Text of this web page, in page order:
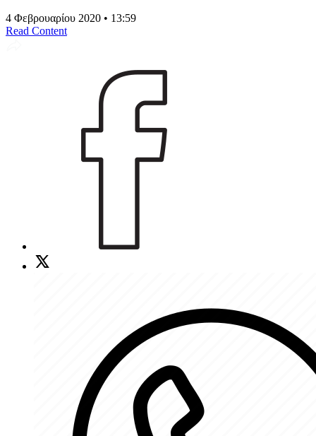
4 Φεβρουαρίου 2020 • 13:59
Read Content